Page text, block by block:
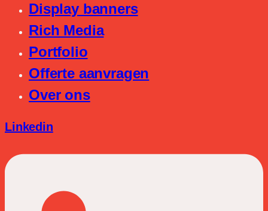
Display banners
Rich Media
Portfolio
Offerte aanvragen
Over ons
Linkedin